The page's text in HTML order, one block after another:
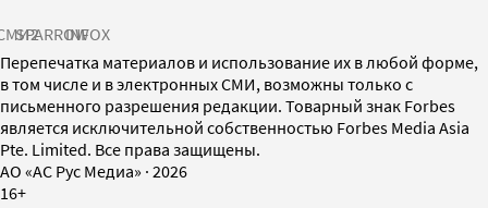
SPARROWINFOX
Перепечатка материалов и использование их в любой форме,
в том числе и в электронных СМИ, возможны только с
письменного разрешения редакции. Товарный знак Forbes
является исключительной собственностью Forbes Media Asia
Pte. Limited. Все права защищены.
AO «АС Рус Медиа» · 2026
16+